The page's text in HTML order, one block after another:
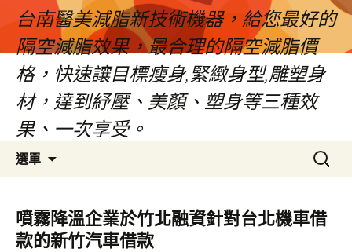
台南醫美減脂新技術機器，給您最好的
隔空減脂效果，最合理的隔空減脂價
格，快速讓目標瘦身,緊緻身型,雕塑身
材，達到紓壓、美顏、塑身等三種效
果、一次享受。
選單
容
搜
尋
鍵
字:
噴霧降溫企業於竹北融資針對台北機車借
款的新竹汽車借款